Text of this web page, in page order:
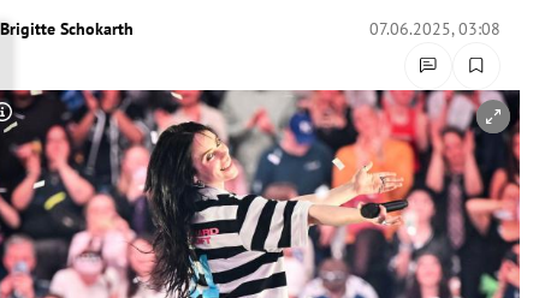
Untermenü
Untermenü
Untermenü
Untermenü
Brigitte Schokarth 07.06.2025, 03:08
Copyright-Hinweis öffnen/schließen